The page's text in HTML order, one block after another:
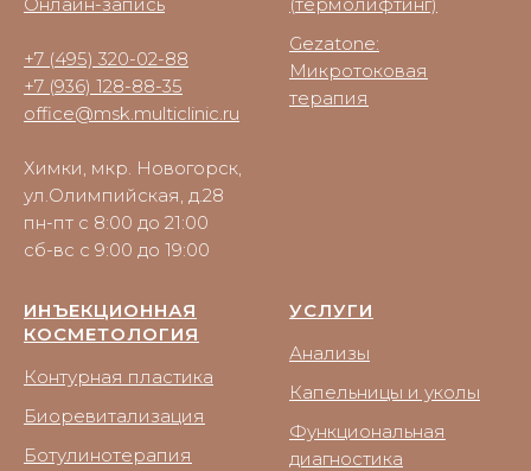
+7 (495) 320-02-88
+7 (936) 128-88-35
office@msk.multiclinic.ru
Химки, мкр. Новогорск,
ул.Олимпийская, д.28
пн-пт с 8:00 до 21:00
сб-вс с 9:00 до 19:00
Gezatone:
Микротоковая
терапия
ИНЪЕКЦИОННАЯ
КОСМЕТОЛОГИЯ
Контурная пластика
Биоревитализация
Ботулинотерапия
УСЛУГИ
Анализы
Капельницы и уколы
Функциональная
диагностика